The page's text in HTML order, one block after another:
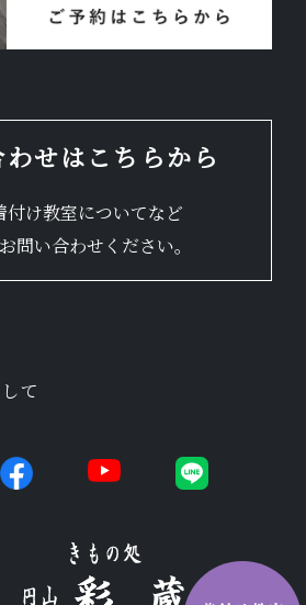
せはこちらから
付け教室についてなど
問い合わせください。
て